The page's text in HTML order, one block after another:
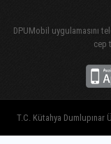
DPUMobil uygulamasını
cep
T.C. Kütahya Dumlupınar